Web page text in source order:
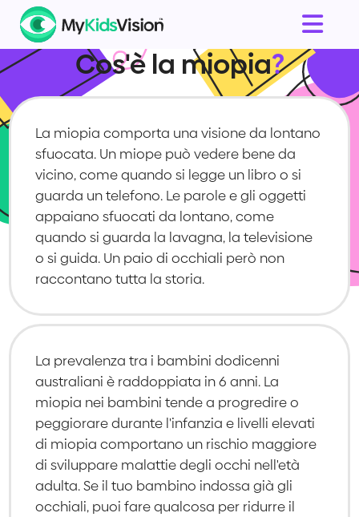
Cos'è la miopia?
La miopia comporta una visione da lontano
sfuocata. Un miope può vedere bene da
vicino, come quando si legge un libro o si
guarda un telefono. Le parole e gli oggetti
appaiano sfuocati da lontano, come
quando si guarda la lavagna, la televisione
o si guida. Un paio di occhiali però non
raccontano tutta la storia.
La prevalenza tra i bambini dodicenni
australiani è raddoppiata in 6 anni. La
miopia nei bambini tende a progredire o
peggiorare durante l'infanzia e livelli elevati
di miopia comportano un rischio maggiore
di sviluppare malattie degli occhi nell'età
adulta. Se il tuo bambino indossa già gli
occhiali, puoi fare qualcosa per ridurre il